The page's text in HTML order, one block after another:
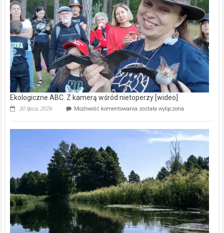
skarb
natury
[wideo]
Ekologiczne ABC. Z kamerą wśród nietoperzy [wideo]
30 lipca, 2026 Możliwość komentowania Ekologiczne
kamerą
wśród
została wyłączona